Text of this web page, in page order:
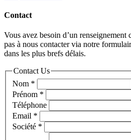
Contact
Vous avez besoin d’un renseignement
pas à nous contacter via notre
dans les plus brefs délais.
Contact Us
Nom *
Prénom *
Téléphone
Email *
Société *